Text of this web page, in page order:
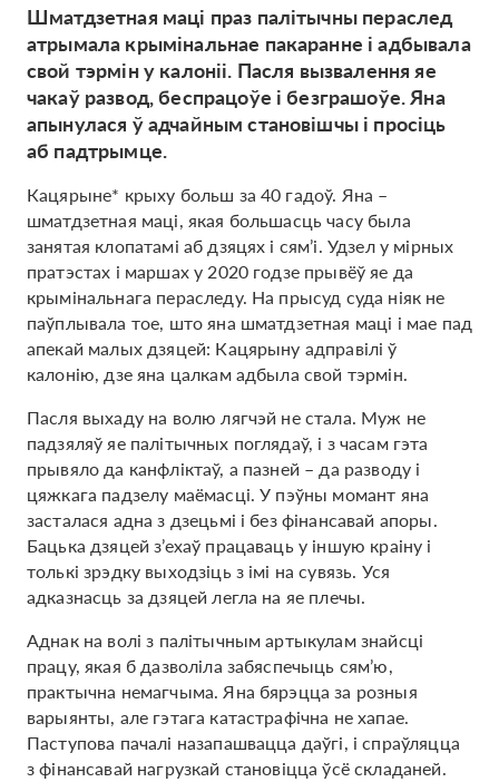
Шматдзетная маці праз палітычны пераслед
атрымала крымінальнае пакаранне і адбывала
свой тэрмін у калоніі. Пасля вызвалення яе
чакаў развод, беспрацоўе і безграшоўе. Яна
апынулася ў адчайным становішчы і просіць
аб падтрымце.
Кацярыне* крыху больш за 40 гадоў. Яна –
шматдзетная маці, якая большасць часу была
занятая клопатамі аб дзяцях і сям’і. Удзел у мірных
пратэстах і маршах у 2020 годзе прывёў яе да
крымінальнага пераследу. На прысуд суда ніяк не
паўплывала тое, што яна шматдзетная маці і мае пад
апекай малых дзяцей: Кацярыну адправілі ў
калонію, дзе яна цалкам адбыла свой тэрмін.
Пасля выхаду на волю лягчэй не стала. Муж не
падзяляў яе палітычных поглядаў, і з часам гэта
прывяло да канфліктаў, а пазней – да разводу і
цяжкага падзелу маёмасці. У пэўны момант яна
засталася адна з дзецьмі і без фінансавай апоры.
Бацька дзяцей з’ехаў працаваць у іншую краіну і
толькі зрэдку выходзіць з імі на сувязь. Уся
адказнасць за дзяцей легла на яе плечы.
Аднак на волі з палітычным артыкулам знайсці
працу, якая б дазволіла забяспечыць сям’ю,
практычна немагчыма. Яна бярэцца за розныя
варыянты, але гэтага катастрафічна не хапае.
Паступова пачалі назапашвацца даўгі, і спраўляцца
з фінансавай нагрузкай становіцца ўсё складаней.